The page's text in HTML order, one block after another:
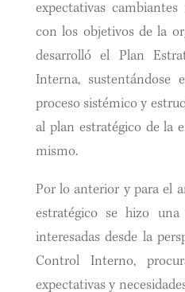
expectativas
con los objetivos de la
desarrolló el Plan
Interna, sustentándose
proceso sistémico y
al plan estratégico de la
mismo.
Por lo anterior y para el
estratégico se hizo
interesadas desde la
Control Interno,
expectativas y